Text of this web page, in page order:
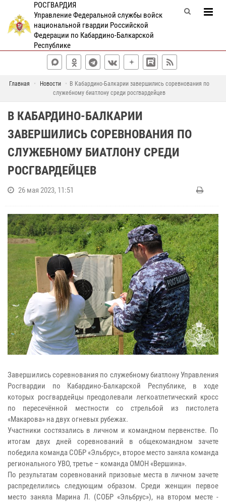
РОСГВАРДИЯ
Управление Федеральной службы войск
национальной гвардии Российской
Федерации по Кабардино-Балкарской
Республике
Главная Новости
В Кабардино-Балкарии завершились соревнования по
служебному биатлону среди росгвардейцев
В КАБАРДИНО-БАЛКАРИИ
ЗАВЕРШИЛИСЬ СОРЕВНОВАНИЯ ПО
СЛУЖЕБНОМУ БИАТЛОНУ СРЕДИ
РОСГВАРДЕЙЦЕВ
26 мая 2023, 11:51
Завершились соревнования по служебному биатлону Управления
Росгвардии по Кабардино-Балкарской Республике, в ходе
которых росгвардейцы преодолевали легкоатлетический кросс
по пересечённой местности со стрельбой из пистолета
«Макарова» на двух огневых рубежах.
Участники состязались в личном и командном первенстве. По
итогам двух дней соревнований в общекомандном зачете
победила команда СОБР «Эльбрус», второе место заняла команда
регионального УВО, третье – команда ОМОН «Вершина».
По результатам соревнований призовые места в личном зачете
распределились следующим образом. Среди женщин первое
место заняла Марина Л. (СОБР «Эльбрус»), на втором месте -